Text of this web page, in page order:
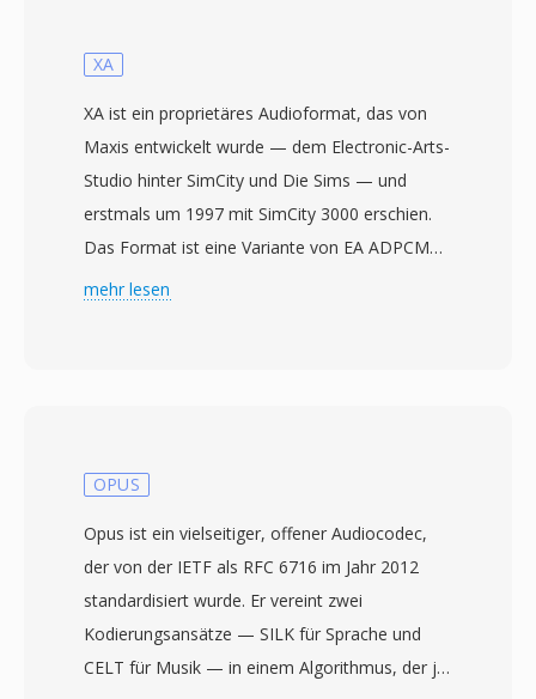
XA
XA ist ein proprietäres Audioformat, das von
Maxis entwickelt wurde — dem Electronic-Arts-
Studio hinter SimCity und Die Sims — und
erstmals um 1997 mit SimCity 3000 erschien.
Das Format ist eine Variante von EA ADPCM
(Adaptive Differential Pulse-Code Modulation),
aufeinanderfolgenden Audiosamples statt
Differenzen dann in einen begrenzten
Bitbereich. Dieser Ansatz erzielt erhebliche
rechentechnisch günstig bleibt — ein wichtiger
Aspekt für Spiele, die den Grossteil der CPU-
mehr lesen
OPUS
Opus ist ein vielseitiger, offener Audiocodec,
der von der IETF als RFC 6716 im Jahr 2012
standardisiert wurde. Er vereint zwei
Kodierungsansätze — SILK für Sprache und
CELT für Musik — in einem Algorithmus, der je